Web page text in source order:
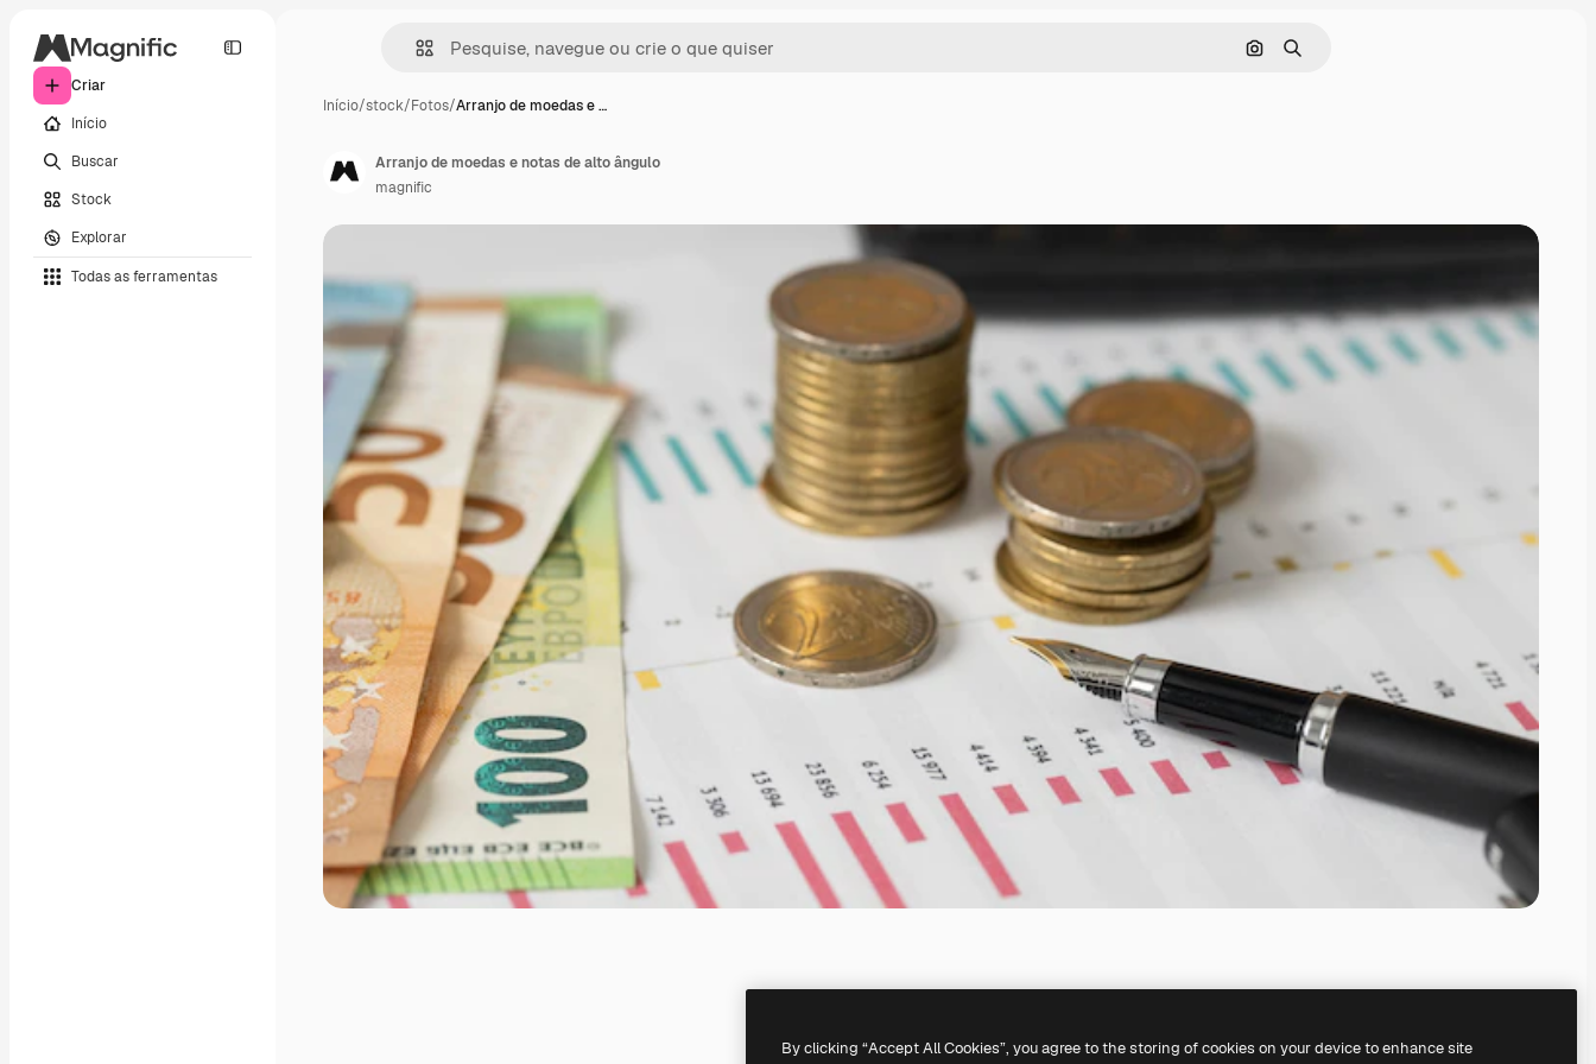
Criar
Início
Buscar
Stock
Explorar
Todas as ferramentas
Pesquisar por imagem
Buscar
Início/stock/Fotos/Arranjo de moedas e …
Arranjo de moedas e notas de alto ângulo
magnific
By clicking “Accept All Cookies”, you agree to the storing of cookies on your device to enhance site